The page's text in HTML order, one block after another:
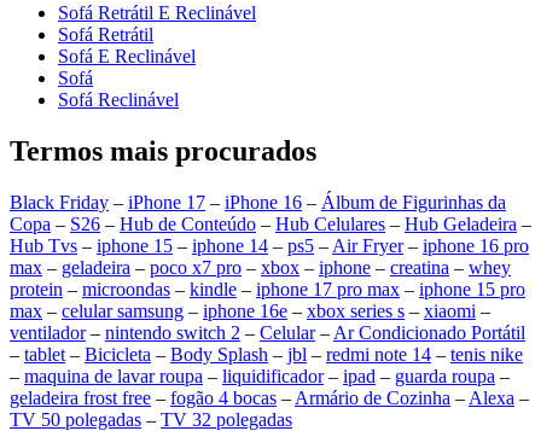
Sofá Retrátil E Reclinável
Sofá Retrátil
Sofá E Reclinável
Sofá
Sofá Reclinável
Termos mais procurados
Black Friday – iPhone 17 – iPhone 16 – Álbum de Figurinhas da
Copa – S26 – Hub de Conteúdo – Hub Celulares – Hub Geladeira –
Hub Tvs – iphone 15 – iphone 14 – ps5 – Air Fryer– iphone 16 pro
max – geladeira – poco x7 pro – xbox – iphone – creatina – whey
protein – microondas – kindle – iphone 17 pro max – iphone 15 pro
max – celular samsung – iphone 16e – xbox series s – xiaomi –
ventilador– nintendo switch 2 – Celular– Ar Condicionado Portátil
– tablet – Bicicleta – Body Splash – jbl – redmi note 14 – tenis nike
– maquina de lavar roupa – liquidificador– ipad – guarda roupa –
geladeira frost free – fogão 4 bocas – Armário de Cozinha – Alexa –
TV 50 polegadas – TV 32 polegadas